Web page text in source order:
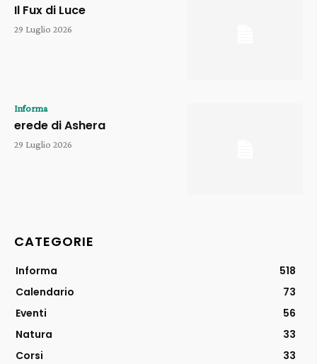
Il Fux di Luce
29 Luglio 2026
Informa
erede di Ashera
29 Luglio 2026
CATEGORIE
Informa
518
Calendario
73
Eventi
56
Natura
33
Corsi
33